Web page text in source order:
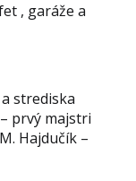
, garáže a
strediska
prvý majstri
Hajdučík –